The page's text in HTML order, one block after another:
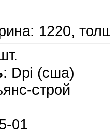
1220,
: Dpi (сша)
строй
01